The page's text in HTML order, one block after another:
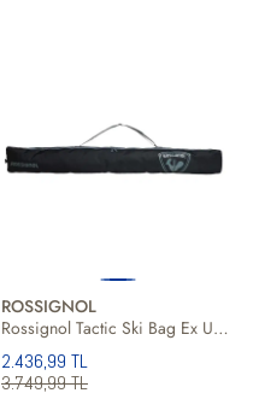
ROSSIGNOL
Rossignol Tactic Ski Bag Ex Unisex Kayak Çantası
2.436,99 TL
3.749,99 TL